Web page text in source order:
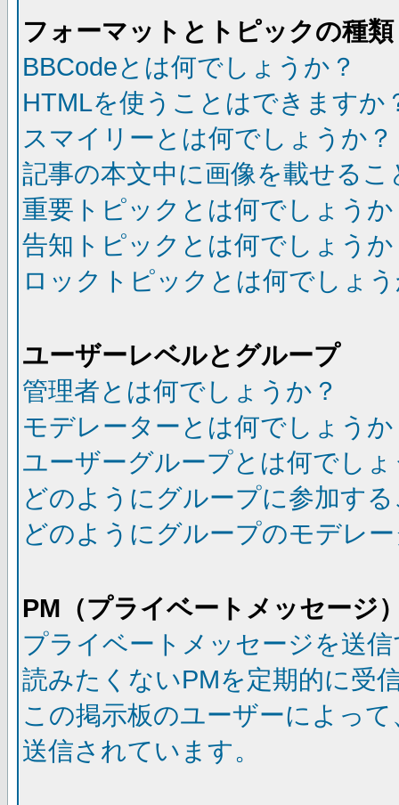
フォーマットとトピックの種類
BBCodeとは何でしょうか？
HTMLを使うことはできますか
スマイリーとは何でしょうか？
記事の本文中に画像を載せる
重要トピックとは何でしょうか
告知トピックとは何でしょうか
ロックトピックとは何でしょ
ユーザーレベルとグループ
管理者とは何でしょうか？
モデレーターとは何でしょうか
ユーザーグループとは何でし
どのようにグループに参加す
どのようにグループのモデレ
PM（プライベートメッセージ
プライベートメッセージを送
読みたくないPMを定期的に受
この掲示板のユーザーによっ
送信されています。